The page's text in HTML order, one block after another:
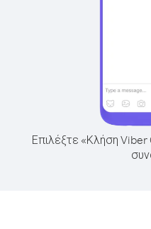
Επιλέξτε «Κλήση